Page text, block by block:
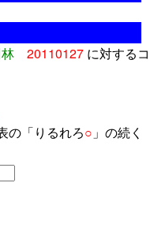
20110127 に対するコ
の「りるれろ○ 」の続く